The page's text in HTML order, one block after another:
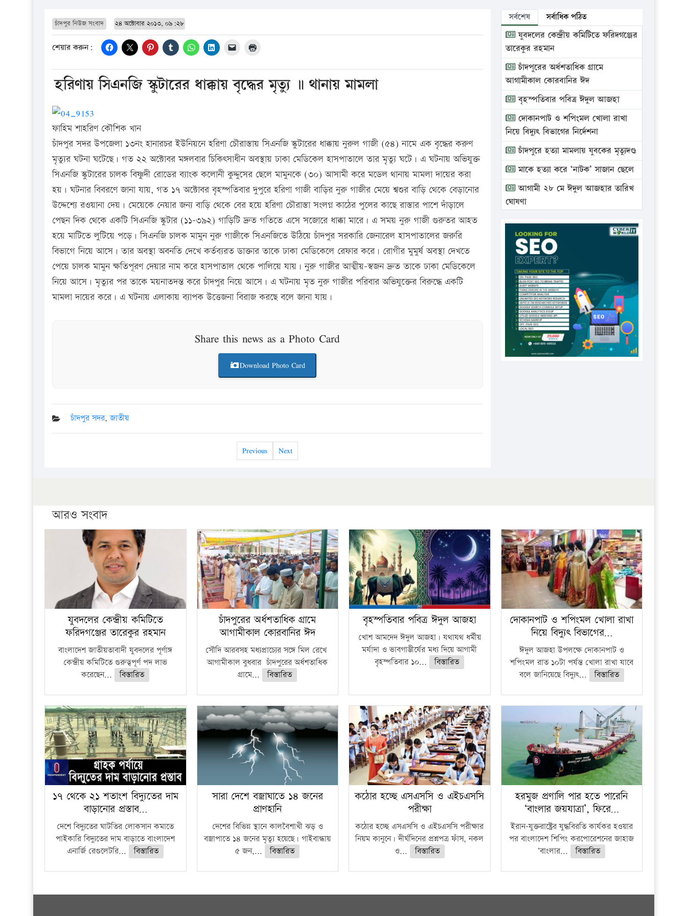
চাঁদপুর নিউজ সংবাদ ২৪ অক্টোবার ২০১৩, ০৯:২৮
শেয়ার করুন:
হরিণায় সিএনজি স্কুটারের ধাক্কায় বৃদ্ধের মৃত্যু ॥ থানায় মামলা
ফাহিম শাহরিণ কৌশিক খান
চাঁদপুর সদর উপজেলা ১৩নং হানারচর ইউনিয়নে হরিণা চৌরাস্তায় সিএনজি স্কুটারের ধাক্কায় নুরুল গাজী (৫৪) নামে এক বৃদ্ধের করুণ
মৃত্যুর ঘটনা ঘটেছে। গত ২২ অক্টোবর মঙ্গলবার চিকিৎসাধীন অবস্থায় ঢাকা মেডিকেল হাসপাতালে তার মৃত্যু ঘটে। এ ঘটনায় অভিযুক্ত
সিএনজি স্কুটারের চালক বিষ্ণুদী রোডের ব্যাংক কলোনী কুদ্দুসের ছেলে মামুনকে (৩০) আসামী করে মডেল থানায় মামলা দায়ের করা
হয়। ঘটনার বিবরণে জানা যায়, গত ১৭ অক্টোবর বৃহস্পতিবার দুপুরে হরিণা গাজী বাড়ির নুরু গাজীর মেয়ে শ্বশুর বাড়ি থেকে বেড়ানোর
উদ্দেশ্যে রওয়ানা দেয়। মেয়েকে নেয়ার জন্য বাড়ি থেকে বের হয়ে হরিণা চৌরাস্তা সংলগ্ন কাঠের পুলের কাছে রাস্তার পাশে দাঁড়ালে
পেছন দিক থেকে একটি সিএনজি স্কুটার (১১-৩৯২) গাড়িটি দ্রুত গতিতে এসে সজোরে ধাক্কা মারে। এ সময় নুরু গাজী গুরুতর আহত
হয়ে মাটিতে লুটিয়ে পড়ে। সিএনজি চালক মামুন নুরু গাজীকে সিএনজিতে উঠিয়ে চাঁদপুর সরকারি জেনারেল হাসপাতালের জরুরি
বিভাগে নিয়ে আসে। তার অবস্থা অবনতি দেখে কর্তব্যরত ডাক্তার তাকে ঢাকা মেডিকেলে রেফার করে। রোগীর মুমুর্ষ অবস্থা দেখতে
পেয়ে চালক মামুন ক্ষতিপূরণ দেয়ার নাম করে হাসপাতাল থেকে পালিয়ে যায়। নুরু গাজীর আত্মীয়-স্বজন দ্রুত তাকে ঢাকা মেডিকেলে
নিয়ে আসে। মৃত্যুর পর তাকে ময়নাতদন্ত করে চাঁদপুর নিয়ে আসে। এ ঘটনায় মৃত নুরু গাজীর পরিবার অভিযুক্তের বিরুদ্ধে একটি
মামলা দায়ের করে। এ ঘটনায় এলাকায় ব্যাপক উত্তেজনা বিরাজ করছে বলে জানা যায়।
Share this news as a Photo Card
Download Photo Card
চাঁদপুর সদর,জাতীয়
Previous Next
সর্বশেষ সর্বাধিক পঠিত
যুবদলের কেন্দ্রীয় কমিটিতে ফরিদগঞ্জের
তারেকুর রহমান
চাঁদপুরের অর্ধশতাধিক গ্রামে
আগামীকাল কোরবানির ঈদ
বৃহস্পতিবার পবিত্র ঈদুল আজহা
দোকানপাট ও শপিংমল খোলা রাখা
নিয়ে বিদ্যুৎ বিভাগের নির্দেশনা
চাঁদপুরে হত্যা মামলায় যুবকের মৃত্যুদণ্ড
মাকে হত্যা করে ‘নাটক’ সাজান ছেলে
আগামী ২৮ মে ঈদুল আজহার তারিখ
ঘোষণা
ভ্রাম্যমাণ আদালতে দুইটি প্রতিষ্ঠানকে
প্রতিষ্ঠানকে ৪০হাজার টাকা জরিমানা।
এবার লঞ্চের ভাড়া বাড়ল
১৭ থেকে ২১ শতাংশ বিদ্যুতের দাম
বাড়ানোর প্রস্তাব পিডিবির
১৬ মে চাঁদপুর ও ২৫ মে ফেনী সফরে
যাবেন প্রধানমন্ত্রী
উচ্চশিক্ষায় গৌরবময় অর্জন: পূর্ণ
স্কলারশিপে যুক্তরাষ্ট্রে পিএইচডি করছেন
আরও সংবাদ
যুবদলের কেন্দ্রীয় কমিটিতে
ফরিদগঞ্জের তারেকুর রহমান
বাংলাদেশ জাতীয়তাবাদী যুবদলের পূর্ণাঙ্গ
কেন্দ্রীয় কমিটিতে গুরুত্বপূর্ণ পদ লাভ
করেছেন...
বিস্তারিত
চাঁদপুরের অর্ধশতাধিক গ্রামে
আগামীকাল কোরবানির ঈদ
সৌদি আরবসহ মধ্যপ্রাচ্যের সঙ্গে মিল রেখে
আগামীকাল বুধবার চাঁদপুরের অর্ধশতাধিক
গ্রামে...
বিস্তারিত
বৃহস্পতিবার পবিত্র ঈদুল আজহা
খোশ আমদেদ ঈদুল আজহা। যথাযথ ধর্মীয়
মর্যাদা ও ভাবগাম্ভীর্যের মধ্য দিয়ে আগামী
বৃহস্পতিবার ১০...
বিস্তারিত
দোকানপাট ও শপিংমল খোলা রাখা
নিয়ে বিদ্যুৎ বিভাগের…
ঈদুল আজহা উপলক্ষে দোকানপাট ও
শপিংমল রাত ১০টা পর্যন্ত খোলা রাখা যাবে
বলে জানিয়েছে বিদ্যুৎ...
বিস্তারিত
১৭ থেকে ২১ শতাংশ বিদ্যুতের দাম
বাড়ানোর প্রস্তাব…
দেশে বিদ্যুতের ঘাটতির লোকসান কমাতে
পাইকারি বিদ্যুতের দাম বাড়াতে বাংলাদেশ
এনার্জি রেগুলেটরি...
বিস্তারিত
সারা দেশে বজ্রাঘাতে ১৪ জনের
প্রাণহানি
দেশের বিভিন্ন স্থানে কালবৈশাখী ঝড় ও
বজ্রাপাতে ১৪ জনের মৃত্যু হয়েছে। গাইবান্ধায়
৫ জন,...
বিস্তারিত
কঠোর হচ্ছে এসএসসি ও এইচএসসি
পরীক্ষা
কঠোর হচ্ছে এসএসসি ও এইচএসসি পরীক্ষার
নিয়ম কানুনে। দীর্ঘদিনের প্রশ্নপত্র ফাঁস, নকল
ও...
বিস্তারিত
হরমুজ প্রণালি পার হতে পারেনি
‘বাংলার জয়যাত্রা’, ফিরে…
ইরান-যুক্তরাষ্ট্রের যুদ্ধবিরতি কার্যকর হওয়ার
পর বাংলাদেশ শিপিং করপোরেশনের জাহাজ
‘বাংলার...
বিস্তারিত